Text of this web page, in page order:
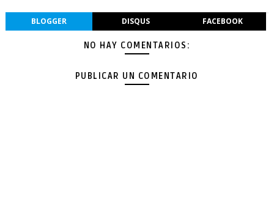
BLOGGER DISQUS FACEBOOK
NO HAY COMENTARIOS:
PUBLICAR UN COMENTARIO